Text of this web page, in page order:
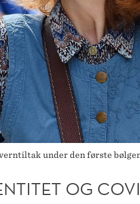
under den første
OG